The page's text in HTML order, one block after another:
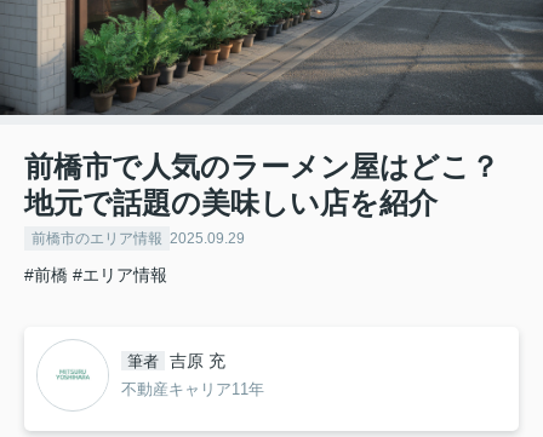
前橋市で人気のラーメン屋はどこ？
地元で話題の美味しい店を紹介
前橋市のエリア情報 2025.09.29
#前橋 #エリア情報
筆者 吉原 充
不動産キャリア11年